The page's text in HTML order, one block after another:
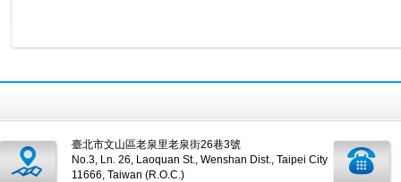
臺北市文山區老泉里老泉街26巷3號
No.3, Ln. 26, Laoquan St., Wenshan Dist., Taipei City
11666, Taiwan (R.O.C.)